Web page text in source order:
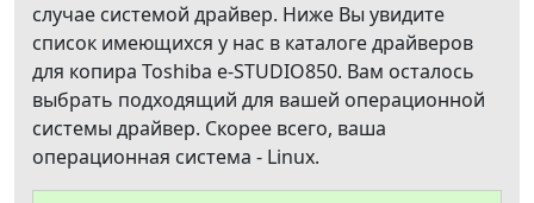
случае системой драйвер. Ниже Вы увидите
список имеющихся у нас в каталоге драйверов
для копира Toshiba e-STUDIO850. Вам осталось
выбрать подходящий для вашей операционной
системы драйвер. Скорее всего, ваша
операционная система - Linux.